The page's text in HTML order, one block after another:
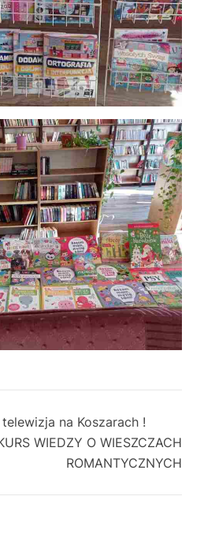
na Koszarach !
WIEDZY O WIESZCZACH
ROMANTYCZNYCH